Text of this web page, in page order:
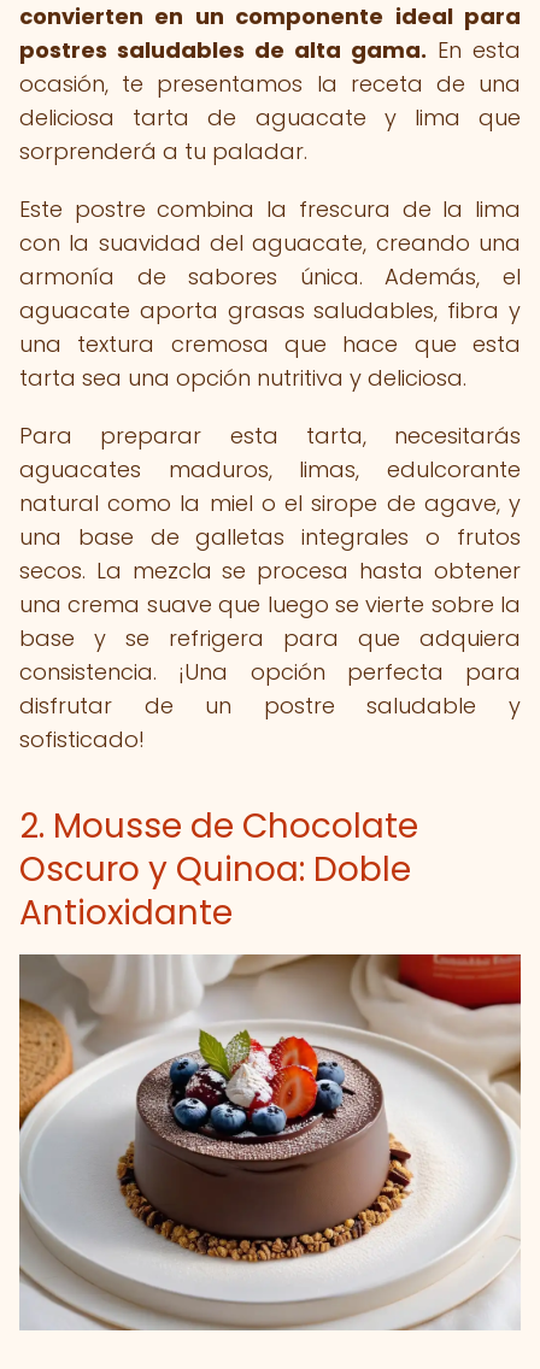
convierten en un componente ideal para
postres saludables de alta gama. En esta
ocasión, te presentamos la receta de una
deliciosa tarta de aguacate y lima que
sorprenderá a tu paladar.
Este postre combina la frescura de la lima
con la suavidad del aguacate, creando una
armonía de sabores única. Además, el
aguacate aporta grasas saludables, fibra y
una textura cremosa que hace que esta
tarta sea una opción nutritiva y deliciosa.
Para preparar esta tarta, necesitarás
aguacates maduros, limas, edulcorante
natural como la miel o el sirope de agave, y
una base de galletas integrales o frutos
secos. La mezcla se procesa hasta obtener
una crema suave que luego se vierte sobre la
base y se refrigera para que adquiera
consistencia. ¡Una opción perfecta para
disfrutar de un postre saludable y
sofisticado!
2. Mousse de Chocolate
Oscuro y Quinoa: Doble
Antioxidante